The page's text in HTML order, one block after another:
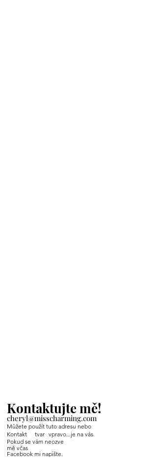
Kontaktujte mě!
cheryl@misscharming.com
Můžete použít tuto adresu nebo
Kontakt
tvar vpravo...je na vás.
Pokud se vám neozve
mě včas
Facebook mi napište.